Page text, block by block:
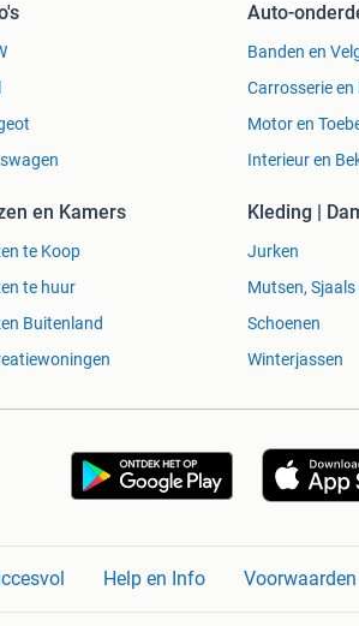
Auto-
Banden en
Carrosserie
Motor en
Interieur en
en Kamers
te Koop
te huur
Buitenland
Kleding |
Jurken
Mutsen,
Schoenen
Winterjassen
Help en Info Voorwaarden